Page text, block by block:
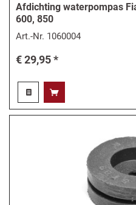
Afdichting waterpompas
600, 850
Art.-Nr. 1060004
€ 29,95 *